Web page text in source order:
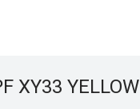
XY33 YELLOW